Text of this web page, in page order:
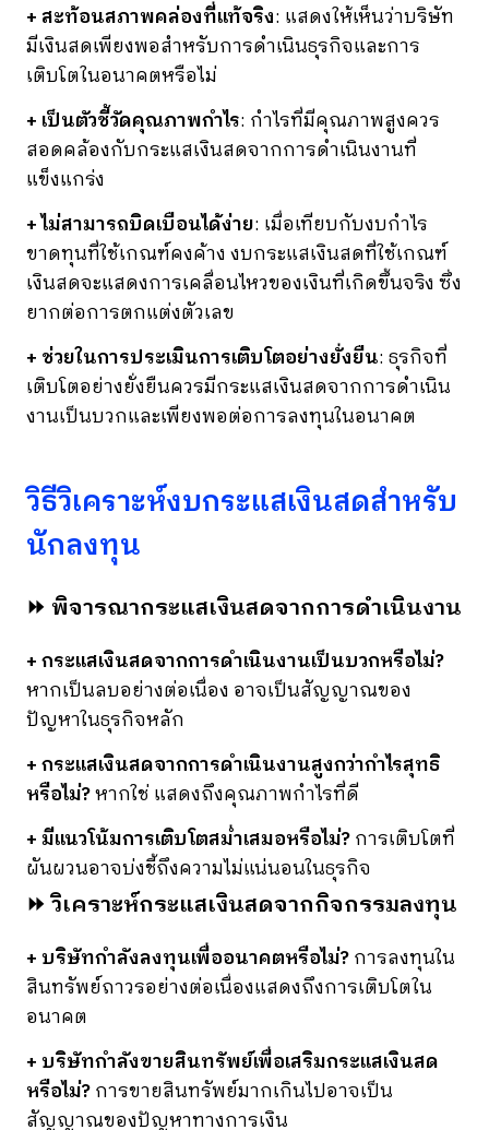
+ สะท้อนสภาพคล่องที่แท้จริง: แสดงให้เห็นว่าบริษัท
มีเงินสดเพียงพอสำหรับการดำเนินธุรกิจและการ
เติบโตในอนาคตหรือไม่
+ เป็นตัวชี้วัดคุณภาพกำไร: กำไรที่มีคุณภาพสูงควร
สอดคล้องกับกระแสเงินสดจากการดำเนินงานที่
แข็งแกร่ง
+ ไม่สามารถบิดเบือนได้ง่าย: เมื่อเทียบกับงบกำไร
ขาดทุนที่ใช้เกณฑ์คงค้าง งบกระแสเงินสดที่ใช้เกณฑ์
เงินสดจะแสดงการเคลื่อนไหวของเงินที่เกิดขึ้นจริง ซึ่ง
ยากต่อการตกแต่งตัวเลข
+ ช่วยในการประเมินการเติบโตอย่างยั่งยืน: ธุรกิจที่
เติบโตอย่างยั่งยืนควรมีกระแสเงินสดจากการดำเนิน
งานเป็นบวกและเพียงพอต่อการลงทุนในอนาคต
วิธีวิเคราะห์งบกระแสเงินสดสำหรับ
นักลงทุน
⏩ พิจารณากระแสเงินสดจากการดำเนินงาน
+ กระแสเงินสดจากการดำเนินงานเป็นบวกหรือไม่?
หากเป็นลบอย่างต่อเนื่อง อาจเป็นสัญญาณของ
ปัญหาในธุรกิจหลัก
+ กระแสเงินสดจากการดำเนินงานสูงกว่ากำไรสุทธิ
หรือไม่?หากใช่ แสดงถึงคุณภาพกำไรที่ดี
+ มีแนวโน้มการเติบโตสม่ำเสมอหรือไม่?การเติบโตที่
ผันผวนอาจบ่งชี้ถึงความไม่แน่นอนในธุรกิจ
⏩ วิเคราะห์กระแสเงินสดจากกิจกรรมลงทุน
+ บริษัทกำลังลงทุนเพื่ออนาคตหรือไม่?การลงทุนใน
สินทรัพย์ถาวรอย่างต่อเนื่องแสดงถึงการเติบโตใน
อนาคต
+ บริษัทกำลังขายสินทรัพย์เพื่อเสริมกระแสเงินสด
หรือไม่?การขายสินทรัพย์มากเกินไปอาจเป็น
สัญญาณของปัญหาทางการเงิน